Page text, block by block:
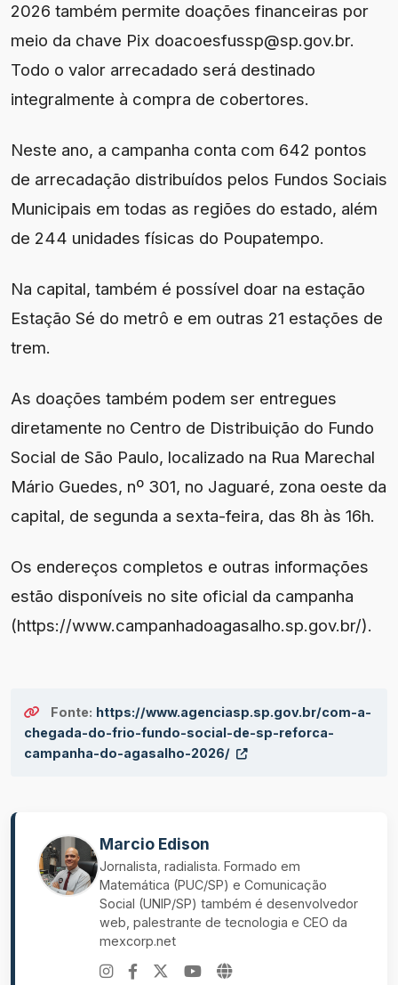
2026 também permite doações financeiras por
meio da chave Pix doacoesfussp@sp.gov.br.
Todo o valor arrecadado será destinado
integralmente à compra de cobertores.
Neste ano, a campanha conta com 642 pontos
de arrecadação distribuídos pelos Fundos Sociais
Municipais em todas as regiões do estado, além
de 244 unidades físicas do Poupatempo.
Na capital, também é possível doar na estação
Estação Sé do metrô e em outras 21 estações de
trem.
As doações também podem ser entregues
diretamente no Centro de Distribuição do Fundo
Social de São Paulo, localizado na Rua Marechal
Mário Guedes, nº 301, no Jaguaré, zona oeste da
capital, de segunda a sexta-feira, das 8h às 16h.
Os endereços completos e outras informações
estão disponíveis no site oficial da campanha
(https://www.campanhadoagasalho.sp.gov.br/).
Fonte: https://www.agenciasp.sp.gov.br/com-a-
chegada-do-frio-fundo-social-de-sp-reforca-
campanha-do-agasalho-2026/
Marcio Edison
Jornalista, radialista. Formado em
Matemática (PUC/SP) e Comunicação
Social (UNIP/SP) também é desenvolvedor
web, palestrante de tecnologia e CEO da
mexcorp.net